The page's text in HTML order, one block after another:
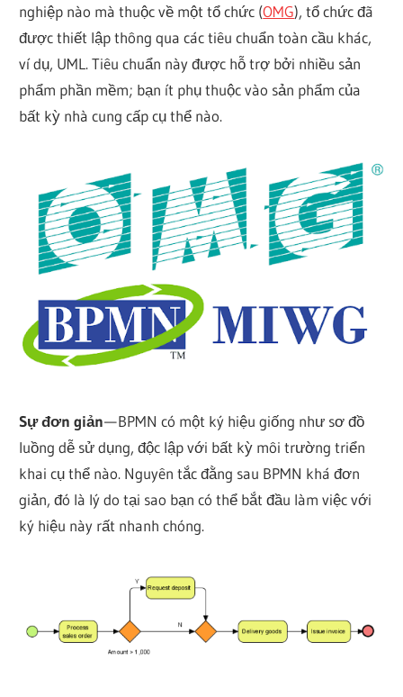
nghiệp nào mà thuộc về một tổ chức (OMG), tổ chức đã
được thiết lập thông qua các tiêu chuẩn toàn cầu khác,
ví dụ, UML. Tiêu chuẩn này được hỗ trợ bởi nhiều sản
phẩm phần mềm; bạn ít phụ thuộc vào sản phẩm của
bất kỳ nhà cung cấp cụ thể nào.
Sự đơn giản— BPMN có một ký hiệu giống như sơ đồ
luồng dễ sử dụng, độc lập với bất kỳ môi trường triển
khai cụ thể nào. Nguyên tắc đằng sau BPMN khá đơn
giản, đó là lý do tại sao bạn có thể bắt đầu làm việc với
ký hiệu này rất nhanh chóng.